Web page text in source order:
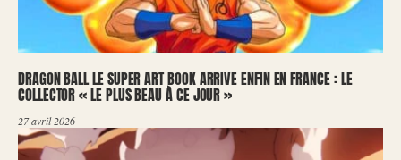
DRAGON BALL LE SUPER ART BOOK ARRIVE ENFIN EN FRANCE : LE
COLLECTOR « LE PLUS BEAU À CE JOUR »
27 avril 2026